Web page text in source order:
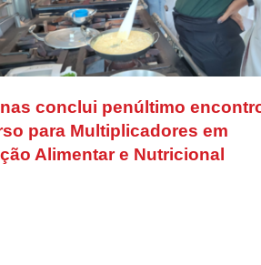
conclui penúltimo
para Multiplicadores em
Alimentar e Nutricional